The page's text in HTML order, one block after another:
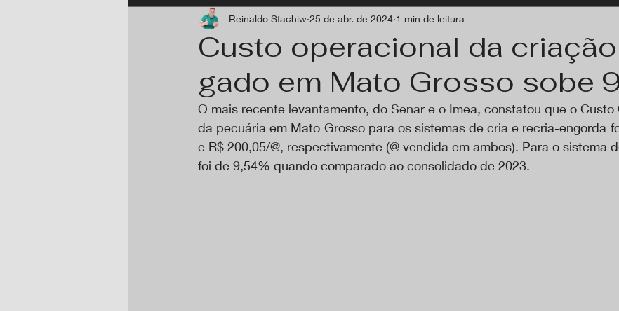
Ipiranga do Norte MT Itanhangá MT
Custo operacional da
gado em Mato Grosso sobe
Reinaldo Stachiw 25 de abr. de 2024 1 min de leitura
O mais recente levantamento, do Senar e o Imea, constatou que o Custo
da pecuária em Mato Grosso para os sistemas de cria e recria-engorda
e R$ 200,05/@, respectivamente (@ vendida em ambos). Para o sistema
foi de 9,54% quando comparado ao consolidado de 2023.